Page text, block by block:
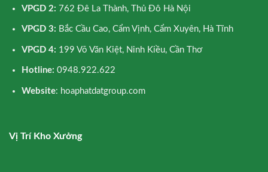
VPGD 2: 762 Đê La Thành, Thủ Đô Hà Nội
VPGD 3: Bắc Cầu Cao, Cẩm Vịnh, Cẩm Xuyên, Hà Tĩnh
VPGD 4: 199 Võ Văn Kiệt, Ninh Kiều, Cần Thơ
Hotline: 0948.922.622
Website: hoaphatdatgroup.com
Vị Trí Kho Xưởng